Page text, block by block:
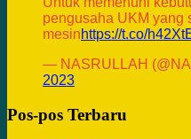
pengusaha UKM yang
mesinhttps://t.co/
— NASRULLAH
2023
Pos-pos Terbaru